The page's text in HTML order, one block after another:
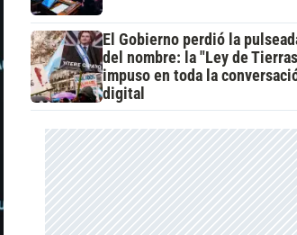
El Gobierno perdió la
del nombre: la "Ley de
impuso en toda la
digital